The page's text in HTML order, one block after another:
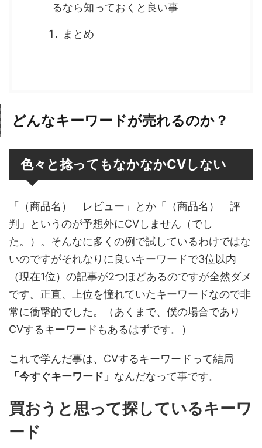
るなら知っておくと良い事
まとめ
どんなキーワードが売れるのか？
色々と捻ってもなかなかCVしない
「（商品名） レビュー」とか「（商品名） 評
判」というのが予想外にCVしません（でし
た。）。そんなに多くの例で試しているわけではな
いのですがそれなりに良いキーワードで3位以内
（現在1位）の記事が2つほどあるのですが全然ダメ
です。正直、上位を憧れていたキーワードなので非
常に衝撃的でした。（あくまで、僕の場合であり
CVするキーワードもあるはずです。）
これで学んだ事は、CVするキーワードって結局
「今すぐキーワード」 なんだなって事です。
買おうと思って探しているキーワ
ード